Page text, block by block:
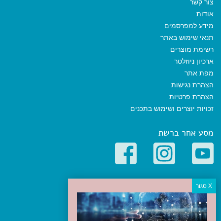
צור קשר
אודות
מידע למפרסמים
תנאי שימוש באתר
רשימת מוצרים
ארכיון ניוזלטר
מפת אתר
הצהרת נגישות
הצהרת פרטיות
זכויות יוצרים ושימוש בתכנים
מסע אחר ברשת
קטגוריות פופולריות
יעדים
טיולים בישראל